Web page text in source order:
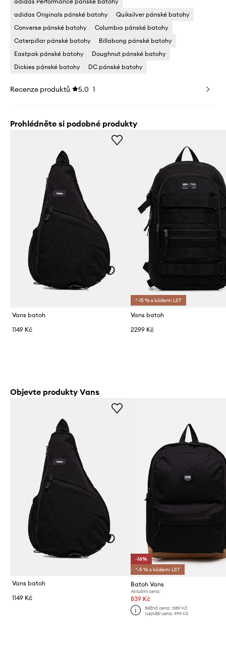
adidas Originals pánské batohy
Quiksilver pánské batohy
Converse pánské batohy
Columbia pánské batohy
Caterpillar pánské batohy
Billabong pánské batohy
Eastpak pánské batohy
Doughnut pánské batohy
Dickies pánské batohy
DC pánské batohy
Recenze produktů 5.0 1
Prohlédněte si podobné produkty
Vans batoh
1149 Kč
*-15 % s kódem: LST
Vans batoh
2299 Kč
Objevte produkty Vans
Vans batoh
1149 Kč
-16%
*-5 % s kódem: LST
Batoh Vans
Aktuální cena:
839 Kč
Běžná cena: 1389 Kč
Nejnižší cena: 999 Kč